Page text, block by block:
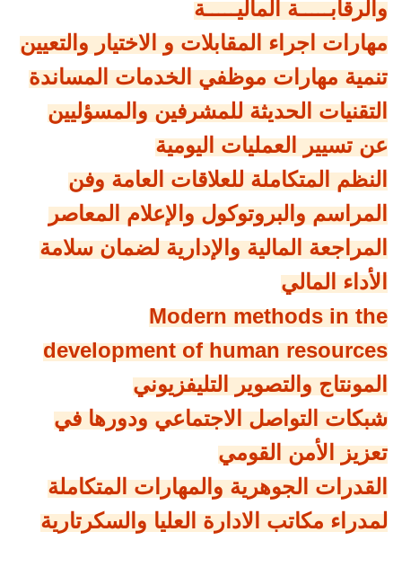
والرقابـــــة الماليـــــة
مهارات اجراء المقابلات و الاختيار والتعيين
تنمية مهارات موظفي الخدمات المساندة
التقنيات الحديثة للمشرفين والمسؤليين
عن تسيير العمليات اليومية
النظم المتكاملة للعلاقات العامة وفن
المراسم والبروتوكول والإعلام المعاصر
المراجعة المالية والإدارية لضمان سلامة
الأداء المالي
Modern methods in the
development of human resources
المونتاج والتصوير التليفزيوني
شبكات التواصل الاجتماعي ودورها في
تعزيز الأمن القومي
القدرات الجوهرية والمهارات المتكاملة
لمدراء مكاتب الادارة العليا والسكرتارية